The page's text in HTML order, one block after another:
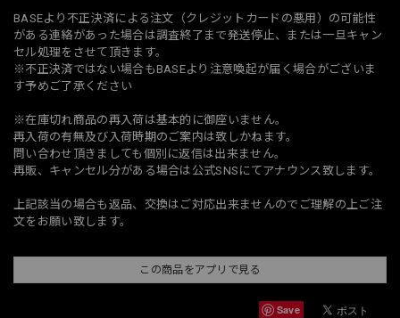
BASEより不正決済による注文（クレジットカードの悪用）の可能性
がある連絡があった場合は調査終了まで発送停止、または一旦キャン
セル処理をさせて頂きます。
※不正決済ではない場合もBASEより注意喚起が届く場合がございま
す予めご了承ください
※在庫切れ商品の再入荷は基本的に御座いません。
再入荷の有無及び入荷時期のご案内は致しかねます。
問い合わせ頂きましても個別に返信は出来ません。
再販、キャンセル分がある場合は公式SNSにてアナウンス致します。
上記該当の場合も返品、交換はご対応出来ませんのでご理解の上ご注
文をお願い致します。
この商品をアプリで見る
Save